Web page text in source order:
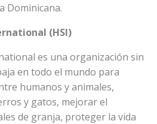
Dominicana.
(HSI)
es una organización sin
en todo el mundo para
humanos y animales,
y gatos, mejorar el
de granja, proteger la vida